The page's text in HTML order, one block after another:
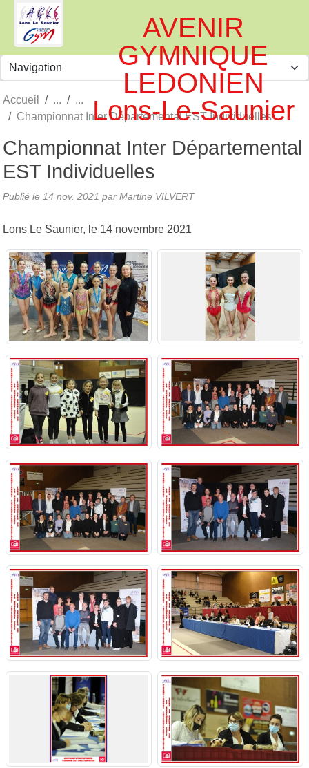
AVENIR
GYMNIQUE
LEDONIEN
Lons-Le-Saunier
Accueil
Championnat Inter Départemental EST Individuelles
Championnat Inter Départemental
EST Individuelles
Publié le 14 nov. 2021 par Martine VILVERT
Lons Le Saunier, le 14 novembre 2021
Panneau de gestion des cookies